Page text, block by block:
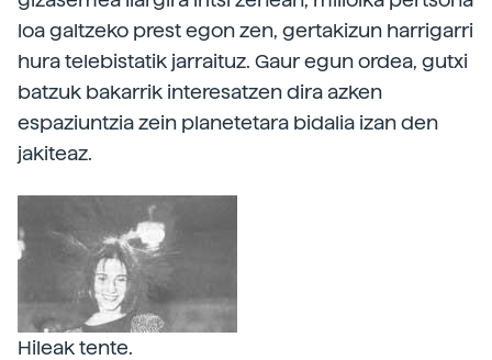
loa galtzeko prest egon zen, gertakizun harrigarri
hura telebistatik jarraituz. Gaur egun ordea, gutxi
batzuk bakarrik interesatzen dira azken
espaziuntzia zein planetetara bidalia izan den
jakiteaz.
Hileak tente.